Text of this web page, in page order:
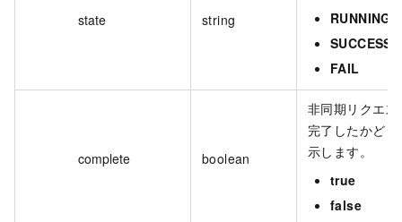
state string
RUNNING
SUCCESS
FAIL
complete boolean
非同期リクエス
完了したかどう
示します。
true
false